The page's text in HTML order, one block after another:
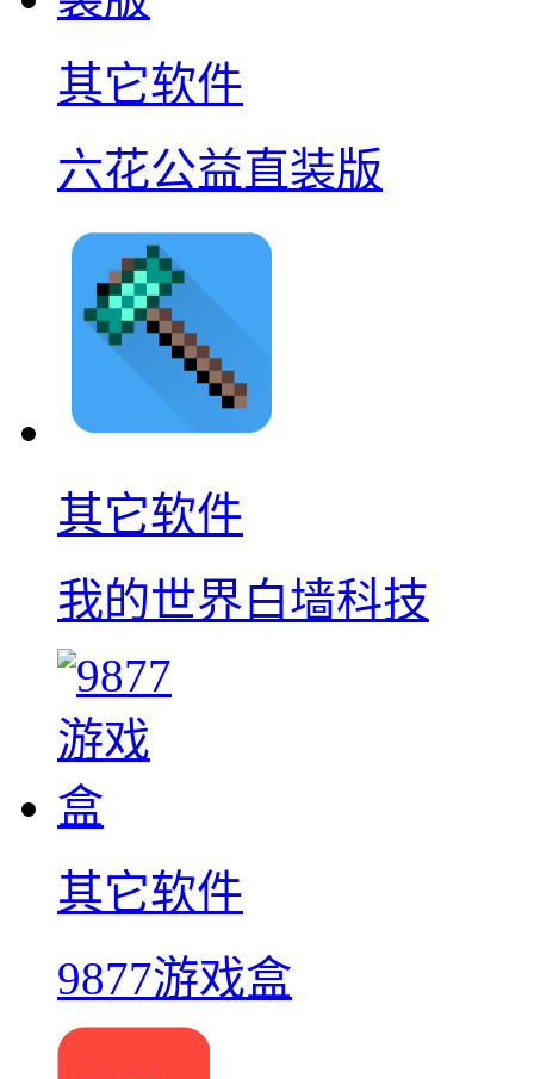
其它软件
六花公益直装版
其它软件
我的世界白墙科技
其它软件
9877游戏盒